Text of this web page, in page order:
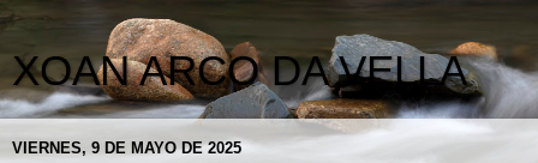
XOAN ARCO DA VELLA
VIERNES, 9 DE MAYO DE 2025